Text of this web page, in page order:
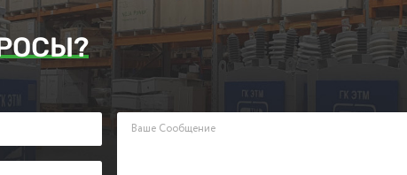
Наш менеджер ответит Вам в кратчайшие сроки.